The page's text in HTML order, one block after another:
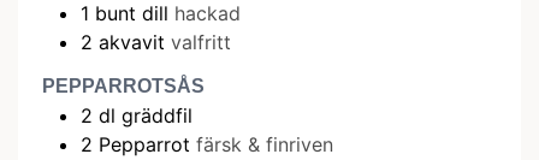
1 bunt dill hackad
2 akvavit valfritt
PEPPARROTSÅS
2 dl gräddfil
2 Pepparrot färsk & finriven